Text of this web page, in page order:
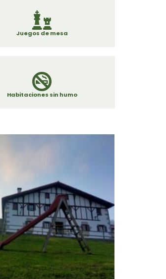
Juegos de mesa
Habitaciones sin humo